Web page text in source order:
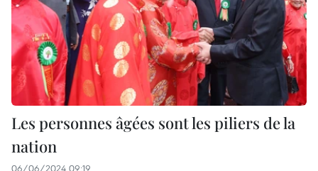
Les personnes âgées sont les piliers de la
nation
06/06/2024 09:19